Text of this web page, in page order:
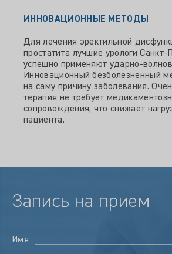
ИННОВАЦИОННЫЕ МЕТОДЫ
Для лечения эректильной
простатита лучшие урологи Санкт-
успешно применяют ударно-
Инновационный безболезненный
на саму причину заболевания.
терапия не требует
сопровождения, что снижает
пациента.
Запись на прием
Имя